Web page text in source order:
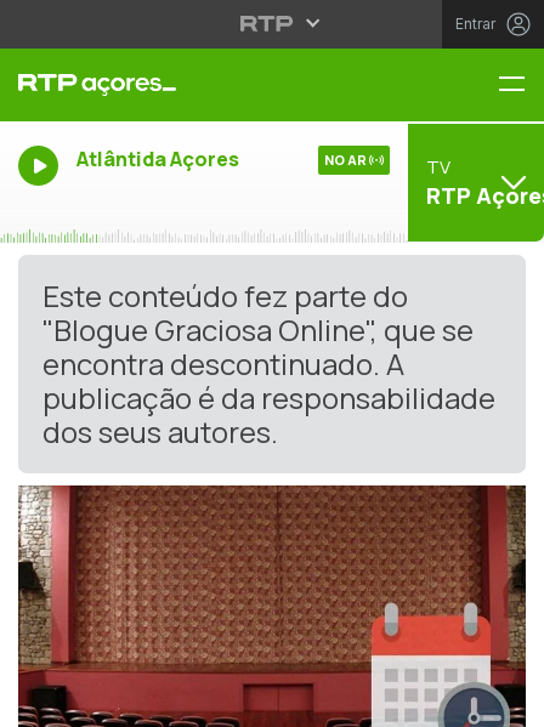
Entrar
Atlântida Açores NO AR TV
RTP
Este conteúdo fez parte do
"Blogue Graciosa Online", que se
encontra descontinuado. A
publicação é da responsabilidade
dos seus autores.